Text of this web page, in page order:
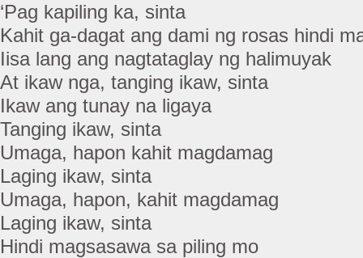
‘Pag kapiling ka, sinta
Kahit ga-dagat ang dami ng rosas hindi
Iisa lang ang nagtataglay ng halimuyak
At ikaw nga, tanging ikaw, sinta
Ikaw ang tunay na ligaya
Tanging ikaw, sinta
Umaga, hapon kahit magdamag
Laging ikaw, sinta
Umaga, hapon, kahit magdamag
Laging ikaw, sinta
Hindi magsasawa sa piling mo